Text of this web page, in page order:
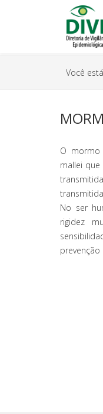
Você
O mormo
mallei
No ser
rigidez